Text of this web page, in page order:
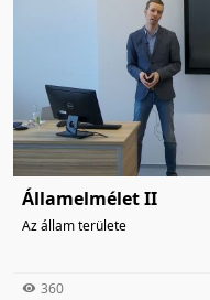
Államelmélet II
Az állam területe
360